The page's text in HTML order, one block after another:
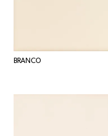
BRANCO